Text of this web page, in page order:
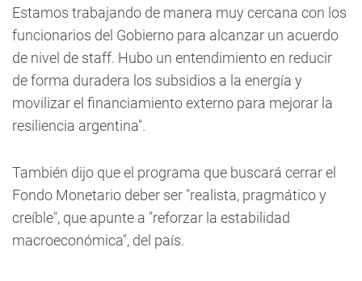
Estamos trabajando de manera muy cercana con los
funcionarios del Gobierno para alcanzar un acuerdo
de nivel de staff. Hubo un entendimiento en reducir
de forma duradera los subsidios a la energía y
movilizar el financiamiento externo para mejorar la
resiliencia argentina".
También dijo que el programa que buscará cerrar el
Fondo Monetario deber ser "realista, pragmático y
creíble", que apunte a "reforzar la estabilidad
macroeconómica", del país.